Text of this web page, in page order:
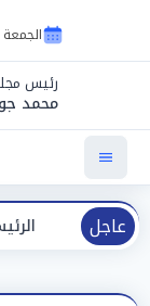
الجمعة 07 أغسطس
رئيس
محمد
عاجل
الرئيس السيسي